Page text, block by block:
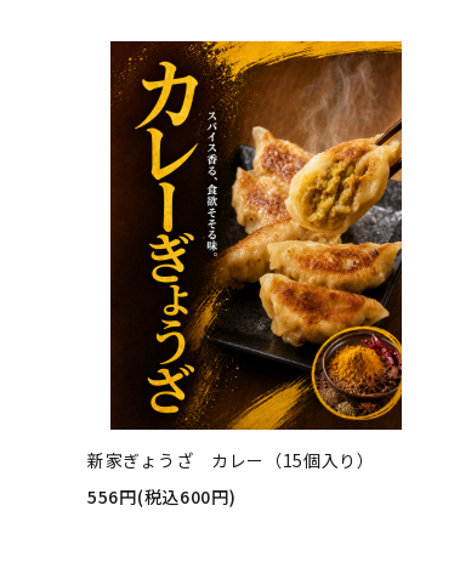
新家ぎょうざ カレー（15個入り）
556円(税込600円)